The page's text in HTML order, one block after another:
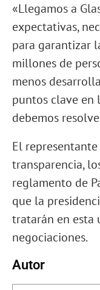
«Llegamos a
expectativas,
para garantizar
millones de
menos
puntos clave en
debemos
El
transparencia,
reglamento de
que la
tratarán en esta
negociaciones.
Autor